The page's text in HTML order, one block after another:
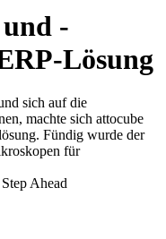
-
Lösung
sich auf die
machte sich attocube
Fündig wurde der
für